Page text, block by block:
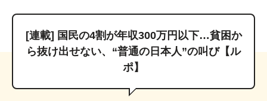
[連載] 国民の4割が年収300万円以下…貧困か
ら抜け出せない、“普通の日本人”の叫び【ル
ポ】